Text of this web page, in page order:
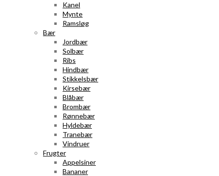
Kanel
Mynte
Ramsløg
Bær
Jordbær
Solbær
Ribs
Hindbær
Stikkelsbær
Kirsebær
Blåbær
Brombær
Rønnebær
Hyldebær
Tranebær
Vindruer
Frugter
Appelsiner
Bananer